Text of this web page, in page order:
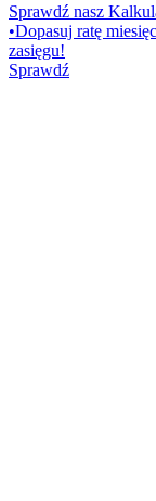
Sprawdź nasz
•Dopasuj ratę
zasięgu!
Sprawdź